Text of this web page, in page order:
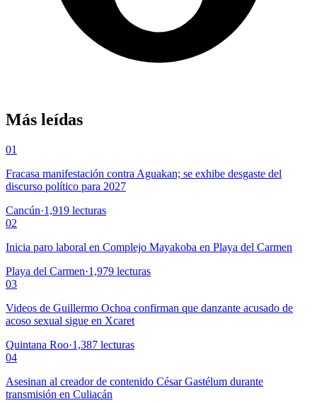
Más leídas
01
Fracasa manifestación contra Aguakan; se exhibe desgaste del
discurso político para 2027
Cancún·1,919 lecturas
02
Inicia paro laboral en Complejo Mayakoba en Playa del Carmen
Playa del Carmen·1,979 lecturas
03
Videos de Guillermo Ochoa confirman que danzante acusado de
acoso sexual sigue en Xcaret
Quintana Roo·1,387 lecturas
04
Asesinan al creador de contenido César Gastélum durante
transmisión en Culiacán